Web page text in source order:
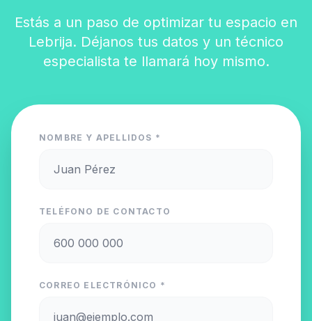
Estás a un paso de optimizar tu espacio en
Lebrija. Déjanos tus datos y un técnico
especialista te llamará hoy mismo.
NOMBRE Y APELLIDOS *
TELÉFONO DE CONTACTO
CORREO ELECTRÓNICO *